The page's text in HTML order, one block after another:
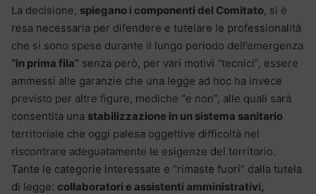
La decisione, spiegano i componenti del Comitato, si è
resa necessaria per difendere e tutelare le professionalità
che si sono spese durante il lungo periodo dell’emergenza
“in prima fila” senza però, per vari motivi “tecnici”, essere
ammessi alle garanzie che una legge ad hoc ha invece
previsto per altre figure, mediche “e non”, alle quali sarà
consentita una stabilizzazione in un sistema sanitario
territoriale che oggi palesa oggettive difficoltà nel
riscontrare adeguatamente le esigenze del territorio.
Tante le categorie interessate e “rimaste fuori” dalla tutela
di legge: collaboratori e assistenti amministrativi,